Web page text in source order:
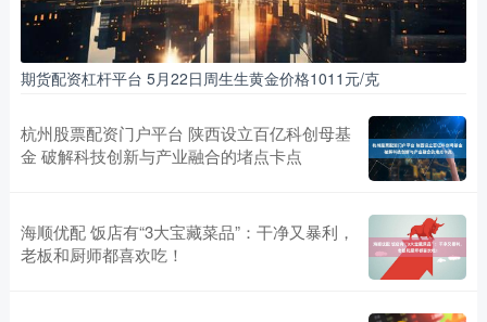
期货配资杠杆平台 5月22日周生生黄金价格1011元/克
杭州股票配资门户平台 陕西设立百亿科创母基
金 破解科技创新与产业融合的堵点卡点
海顺优配 饭店有“3大宝藏菜品”：干净又暴利，
老板和厨师都喜欢吃！